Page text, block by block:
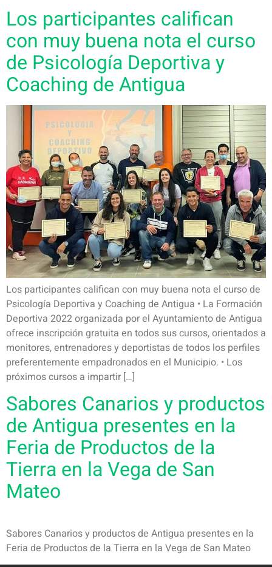
Los participantes califican
con muy buena nota el curso
de Psicología Deportiva y
Coaching de Antigua
Los participantes califican con muy buena nota el curso de
Psicología Deportiva y Coaching de Antigua • La Formación
Deportiva 2022 organizada por el Ayuntamiento de Antigua
ofrece inscripción gratuita en todos sus cursos, orientados a
monitores, entrenadores y deportistas de todos los perfiles
preferentemente empadronados en el Municipio. • Los
próximos cursos a impartir […]
Sabores Canarios y productos
de Antigua presentes en la
Feria de Productos de la
Tierra en la Vega de San
Mateo
Sabores Canarios y productos de Antigua presentes en la
Feria de Productos de la Tierra en la Vega de San Mateo